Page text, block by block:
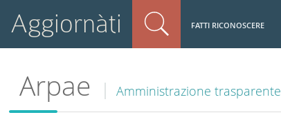
Aggiornàti FATTI RICONOSCERE
Arpae Amministrazione trasparente